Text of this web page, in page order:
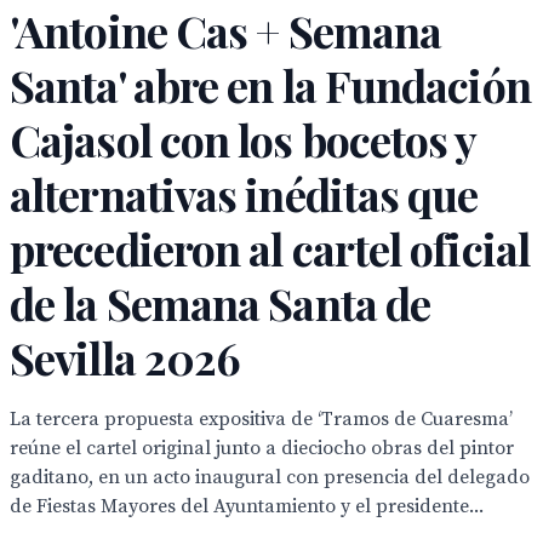
'Antoine Cas + Semana
Santa' abre en la Fundación
Cajasol con los bocetos y
alternativas inéditas que
precedieron al cartel oficial
de la Semana Santa de
Sevilla 2026
La tercera propuesta expositiva de ‘Tramos de Cuaresma’
reúne el cartel original junto a dieciocho obras del pintor
gaditano, en un acto inaugural con presencia del delegado
de Fiestas Mayores del Ayuntamiento y el presidente...